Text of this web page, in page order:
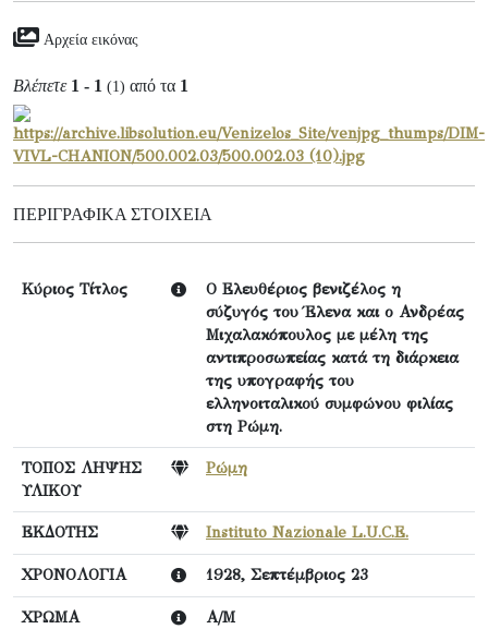
Αρχεία εικόνας
Βλέπετε 1 - 1 (1) από τα 1
ΠΕΡΙΓΡΑΦΙΚΆ ΣΤΟΙΧΕΊΑ
Κύριος Τίτλος
Ο Ελευθέριος βενιζέλος η
σύζυγός του Έλενα και ο Ανδρέας
Μιχαλακόπουλος με μέλη της
αντιπροσωπείας κατά τη διάρκεια
της υπογραφής του
ελληνοιταλικού συμφώνου φιλίας
στη Ρώμη.
ΤΟΠΟΣ ΛΗΨΗΣ
ΥΛΙΚΟΥ
Ρώμη
ΕΚΔΟΤΗΣ Instituto Nazionale L.U.C.E.
ΧΡΟΝΟΛΟΓΙΑ 1928, Σεπτέμβριος 23
ΧΡΩΜΑ
Α/Μ